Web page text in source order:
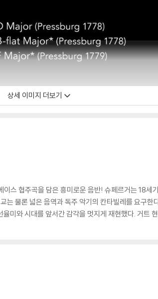
상세 이미지 더보기
스 협주곡을 담은 흥미로운 음반! 슈페르거는 18세
물론 넓은 음역과 독주 악기의 칸타빌레를 요구한
미와 시대를 앞서간 감각을 멋지게 재현했다. 거트